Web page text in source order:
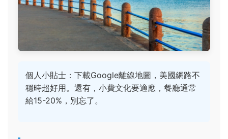
個人小貼士：下載Google離線地圖，美國網路不
穩時超好用。還有，小費文化要適應，餐廳通常
給15-20%，別忘了。